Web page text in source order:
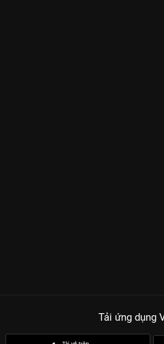
Tải ứng dụng